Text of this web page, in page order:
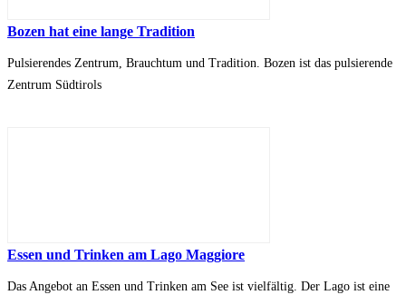
Bozen hat eine lange Tradition
Pulsierendes Zentrum, Brauchtum und Tradition. Bozen ist das pulsierende
Zentrum Südtirols
Essen und Trinken am Lago Maggiore
Das Angebot an Essen und Trinken am See ist vielfältig. Der Lago ist eine